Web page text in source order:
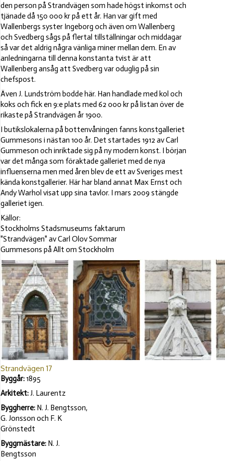
den person på Strandvägen som hade högst inkomst och
tjänade då 150 000 kr på ett år. Han var gift med
Wallenbergs syster Ingeborg och även om Wallenberg
och Svedberg sågs på flertal tillställningar och middagar
så var det aldrig några vänliga miner mellan dem. En av
anledningarna till denna konstanta tvist är att
Wallenberg ansåg att Svedberg var oduglig på sin
chefspost.
Även J. Lundström bodde här. Han handlade med kol och
koks och fick en 9:e plats med 62 000 kr på listan över de
rikaste på Strandvägen år 1900.
I butikslokalerna på bottenvåningen fanns konstgalleriet
Gummesons i nästan 100 år. Det startades 1912 av Carl
Gummeson och inriktade sig på ny modern konst. I början
var det många som föraktade galleriet med de nya
influenserna men med åren blev de ett av Sveriges mest
kända konstgallerier. Här har bland annat Max Ernst och
Andy Warhol visat upp sina tavlor. I mars 2009 stängde
galleriet igen.
Källor:
Stockholms Stadsmuseums faktarum
"Strandvägen" av Carl Olov Sommar
Gummesons på Allt om Stockholm
Strandvägen 17
Byggår:1895
Arkitekt:J. Laurentz
Byggherre: N. J. Bengtsson,
G. Jonsson och F. K
Grönstedt
Byggmästare: N. J.
Bengtsson